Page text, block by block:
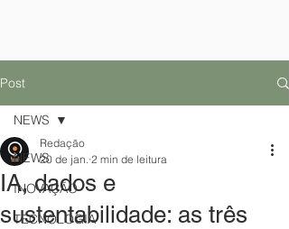
Post
NEWS
INOVAÇÃO
TECNOLOGIA
NEWS
IA, dados e
sustentabilidade: as três
Redação
20 de jan. 2 min de leitura